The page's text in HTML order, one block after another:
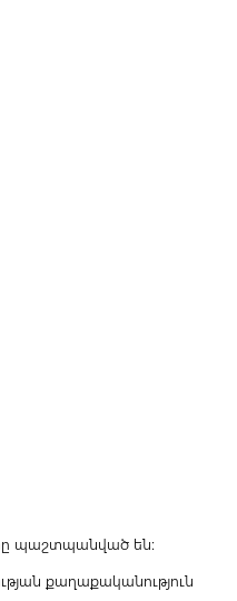
պաշտպանված են:
քաղաքականություն